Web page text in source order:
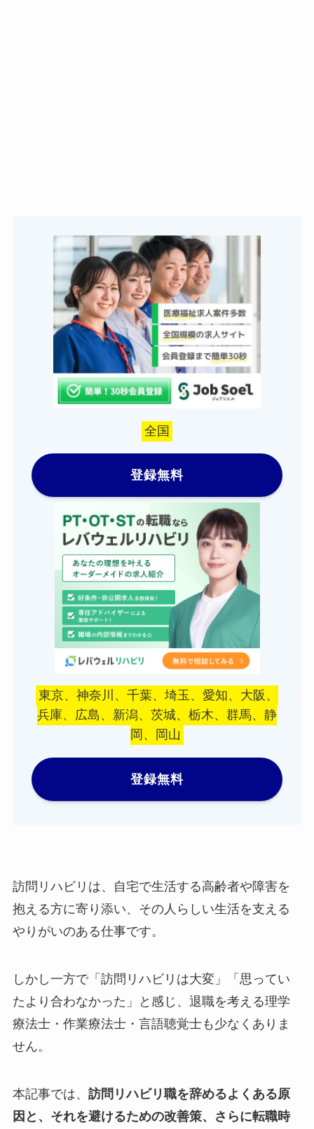
全国
登録無料
東京、神奈川、千葉、埼玉、愛知、大阪、
兵庫、広島、新潟、茨城、栃木、群馬、静
岡、岡山
登録無料
訪問リハビリは、自宅で生活する高齢者や障害を
抱える方に寄り添い、その人らしい生活を支える
やりがいのある仕事です。
しかし一方で「訪問リハビリは大変」「思ってい
たより合わなかった」と感じ、退職を考える理学
療法士・作業療法士・言語聴覚士も少なくありま
せん。
本記事では、 訪問リハビリ職を辞めるよくある原
因と、それを避けるための改善策、さらに転職時